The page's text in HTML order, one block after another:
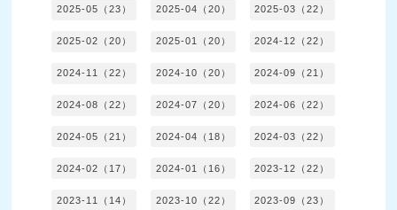
2025-05（23） 2025-04（20） 2025-03（22）
2025-02（20） 2025-01（20） 2024-12（22）
2024-11（22） 2024-10（20） 2024-09（21）
2024-08（22） 2024-07（20） 2024-06（22）
2024-05（21） 2024-04（18） 2024-03（22）
2024-02（17） 2024-01（16） 2023-12（22）
2023-11（14） 2023-10（22） 2023-09（23）